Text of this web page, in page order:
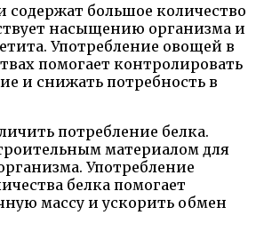
большое количество
насыщению организма и
Употребление овощей в
помогает контролировать
и снижать потребность в
потребление белка.
материалом для
Употребление
белка помогает
массу и ускорить обмен